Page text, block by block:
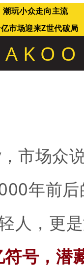
潮玩小众走向主流
市场迎来Z世代破局
A K O O
市场众
年前
人，更
号，潜